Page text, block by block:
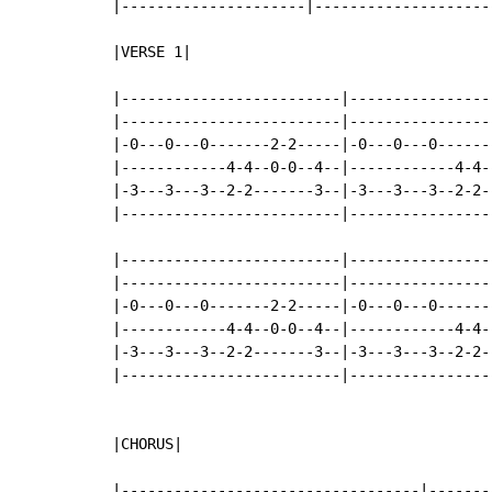
|---------------------
|VERSE 1|
|-------------------------
|-------------------------
|-0---0---0-------2-2-----|-0---0---
|------------4-4--0-0--4--|------------4-4--
|-3---3---3--2-2-------3--|-3---3---3--2-
|-------------------------
|-------------------------
|-------------------------
|-0---0---0-------2-2-----|-0---0---
|------------4-4--0-0--4--|------------4-4--
|-3---3---3--2-2-------3--|-3---3---3--2-
|-------------------------
|CHORUS|